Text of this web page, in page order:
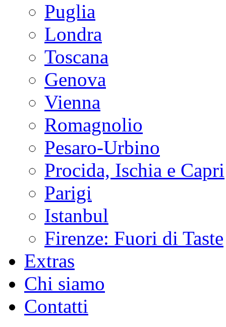
Puglia
Londra
Toscana
Genova
Vienna
Romagnolio
Pesaro-Urbino
Procida, Ischia e Capri
Parigi
Istanbul
Firenze: Fuori di Taste
Extras
Chi siamo
Contatti